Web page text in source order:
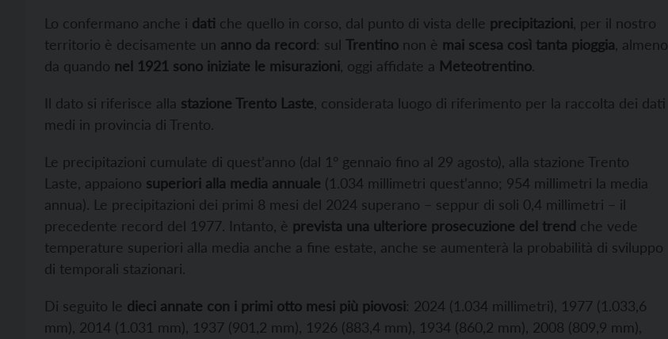
Lo confermano anche i dati che quello in corso, dal punto di vista delle precipitazioni , per il nostro
territorio è decisamente un anno da record: sul Trentino non è mai scesa così tanta pioggia , almeno
da quando nel 1921 sono iniziate le misurazioni , oggi affidate a Meteotrentino.
Il dato si riferisce alla stazione Trento Laste , considerata luogo di riferimento per la raccolta dei dati
medi in provincia di Trento.
Le precipitazioni cumulate di quest’anno (dal 1° gennaio fino al 29 agosto), alla stazione Trento
Laste, appaiono superiori alla media annuale (1.034 millimetri quest’anno; 954 millimetri la media
annua). Le precipitazioni dei primi 8 mesi del 2024 superano – seppur di soli 0,4 millimetri – il
precedente record del 1977. Intanto, è prevista una ulteriore prosecuzione del trend che vede
temperature superiori alla media anche a fine estate, anche se aumenterà la probabilità di sviluppo
di temporali stazionari.
Di seguito le dieci annate con i primi otto mesi più piovosi: 2024 (1.034 millimetri), 1977 (1.033,6
mm), 2014 (1.031 mm), 1937 (901,2 mm), 1926 (883,4 mm), 1934 (860,2 mm), 2008 (809,9 mm),